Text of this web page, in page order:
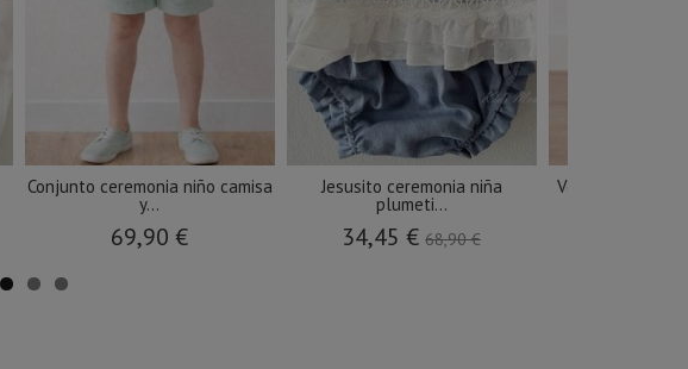
Conjunto ceremonia niño camisa
y...
69,90 €
Jesusito ceremonia niña
plumeti...
34,45 €68,90 €
Vestido